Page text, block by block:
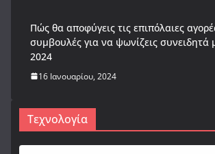
Πώς θα αποφύγεις τις επιπόλαιες
συμβουλές για να ψωνίζεις συνειδητά
2024
16 Ιανουαρίου, 2024
Τεχνολογία